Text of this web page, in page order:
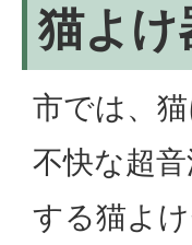
猫よけ
市では、
不快な超
する猫よ